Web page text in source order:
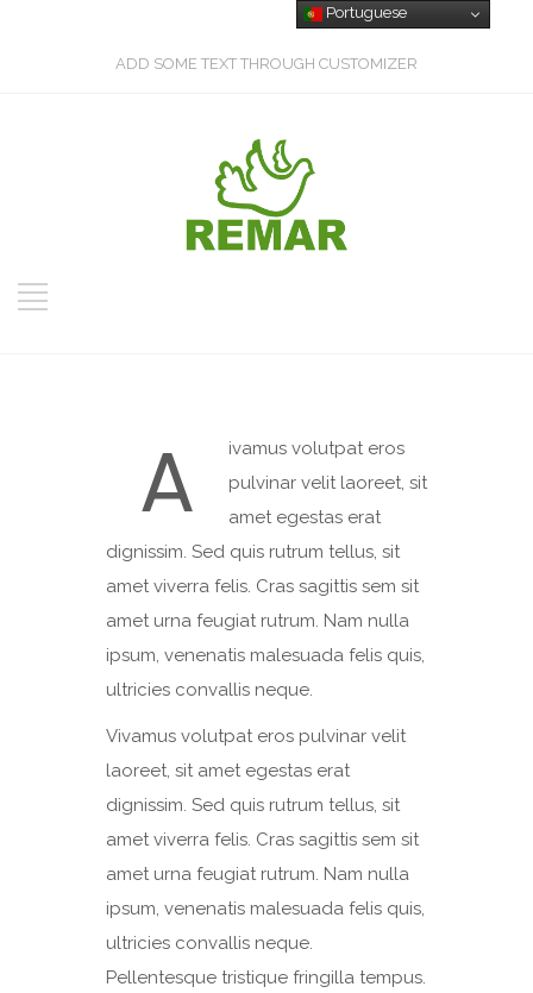
ADD SOME TEXT THROUGH CUSTOMIZER
A
ivamus volutpat eros
pulvinar velit laoreet, sit
amet egestas erat
dignissim. Sed quis rutrum tellus, sit
amet viverra felis. Cras sagittis sem sit
amet urna feugiat rutrum. Nam nulla
ipsum, venenatis malesuada felis quis,
ultricies convallis neque.
Vivamus volutpat eros pulvinar velit
laoreet, sit amet egestas erat
dignissim. Sed quis rutrum tellus, sit
amet viverra felis. Cras sagittis sem sit
amet urna feugiat rutrum. Nam nulla
ipsum, venenatis malesuada felis quis,
ultricies convallis neque.
Pellentesque tristique fringilla tempus.
Portuguese